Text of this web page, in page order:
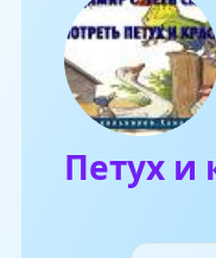
Петух и